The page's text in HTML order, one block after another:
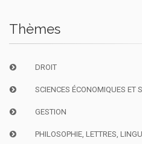
Thèmes
DROIT
SCIENCES ÉCONOMIQUES ET
GESTION
PHILOSOPHIE, LETTRES,